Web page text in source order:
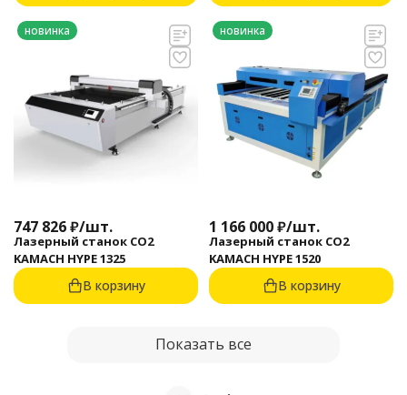
новинка
747 826₽/шт.
Лазерный станок CO2
KAMACH HYPE 1325
В корзину
новинка
1 166 000₽/шт.
Лазерный станок CO2
KAMACH HYPE 1520
В корзину
Показать все